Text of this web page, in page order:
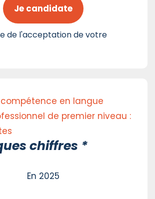
Je candidate
de l'acceptation de votre
en langue
de premier niveau :
chiffres *
En 2025